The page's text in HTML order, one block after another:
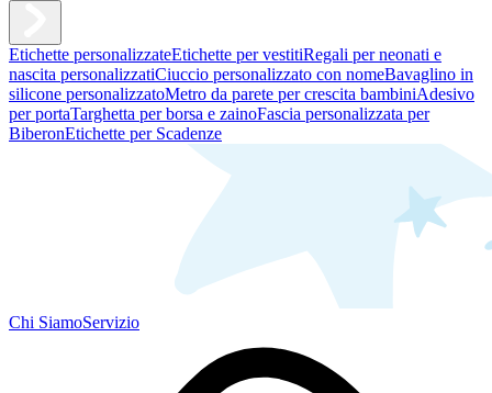
Etichette personalizzateEtichette per vestitiRegali per neonati e
nascita personalizzatiCiuccio personalizzato con nomeBavaglino in
silicone personalizzatoMetro da parete per crescita bambiniAdesivo
per portaTarghetta per borsa e zainoFascia personalizzata per
BiberonEtichette per Scadenze
Chi SiamoServizio